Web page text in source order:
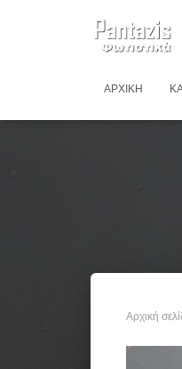
ΑΡΧΙΚΉ
Αρχική